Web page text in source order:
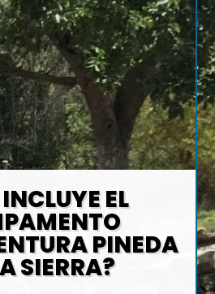
EL
PINEDA
SIERRA?